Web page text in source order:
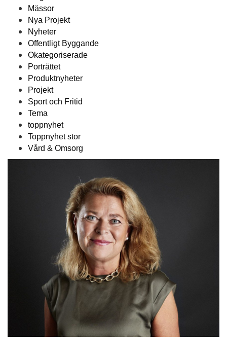
Mässor
Nya Projekt
Nyheter
Offentligt Byggande
Okategoriserade
Porträttet
Produktnyheter
Projekt
Sport och Fritid
Tema
toppnyhet
Toppnyhet stor
Vård & Omsorg